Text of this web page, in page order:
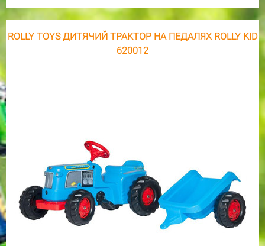
ROLLY TOYS ДИТЯЧИЙ ТРАКТОР НА ПЕДАЛЯХ ROLLY KID
620012